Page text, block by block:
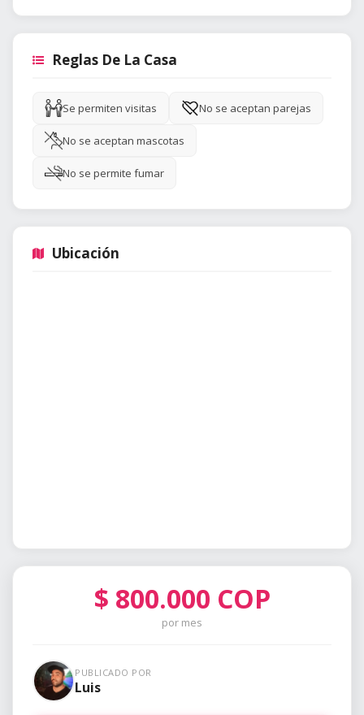
Reglas De La Casa
Se permiten visitas No se aceptan parejas
No se aceptan mascotas
No se permite fumar
Ubicación
$ 800.000 COP
por mes
PUBLICADO POR
Luis